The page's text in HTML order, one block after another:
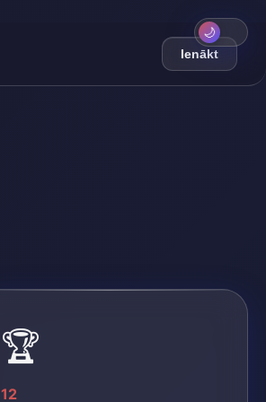
🌙
Ienākt
🏆
12